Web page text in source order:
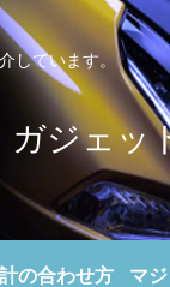
しています。
ジェッ
の合わせ方 マ